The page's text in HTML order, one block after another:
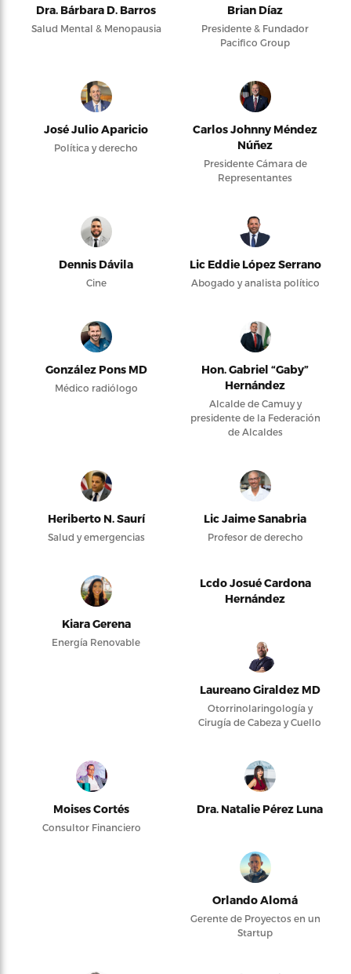
Dra. Bárbara D. Barros
Salud Mental & Menopausia
Brian Díaz
Presidente & Fundador
Pacifico Group
José Julio Aparicio
Política y derecho
Carlos Johnny Méndez
Núñez
Presidente Cámara de
Representantes
Dennis Dávila
Cine
Lic Eddie López Serrano
Abogado y analista político
González Pons MD
Médico radiólogo
Hon. Gabriel “Gaby”
Hernández
Alcalde de Camuy y
presidente de la Federación
de Alcaldes
Heriberto N. Saurí
Salud y emergencias
Lic Jaime Sanabria
Profesor de derecho
Kiara Gerena
Energía Renovable
Lcdo Josué Cardona
Hernández
Laureano Giraldez MD
Otorrinolaringología y
Cirugía de Cabeza y Cuello
Moises Cortés
Consultor Financiero
Dra. Natalie Pérez Luna
Orlando Alomá
Gerente de Proyectos en un
Startup